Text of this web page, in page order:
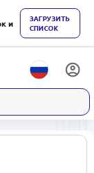
и
ЗАГРУЗИТЬ
СПИСОК